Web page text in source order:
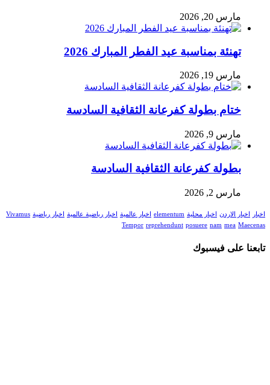
مارس 20, 2026
تهنئة بمناسبة عيد الفطر المبارك 2026
مارس 19, 2026
ختام بطولة كفرعانة الثقافية السادسة
مارس 9, 2026
بطولة كفرعانة الثقافية السادسة
مارس 2, 2026
اخبار اخبار الاردن اخبار محلية elementum اخبار عالمية اخبار رياضية عالمية اخبار رياضية Vivamus
Tempor reprehendunt posuere nam mea Maecenas
تابعنا على فيسبوك